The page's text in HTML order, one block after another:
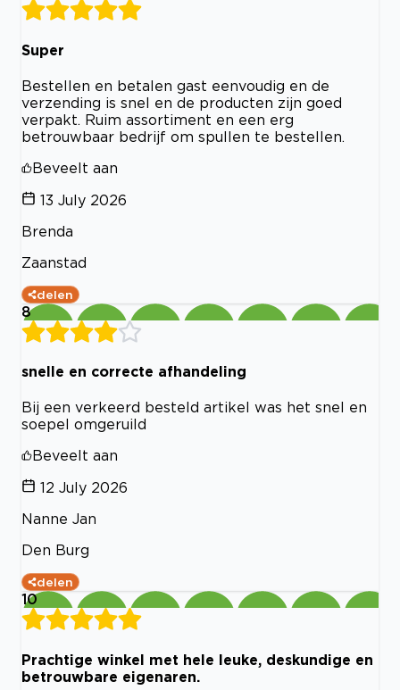
Super
Bestellen en betalen gast eenvoudig en de
verzending is snel en de producten zijn goed
verpakt. Ruim assortiment en een erg
betrouwbaar bedrijf om spullen te bestellen.
Beveelt aan
13 July 2026
Brenda
Zaanstad
delen
8
snelle en correcte afhandeling
Bij een verkeerd besteld artikel was het snel en
soepel omgeruild
Beveelt aan
12 July 2026
Nanne Jan
Den Burg
delen
10
Prachtige winkel met hele leuke, deskundige en
betrouwbare eigenaren.